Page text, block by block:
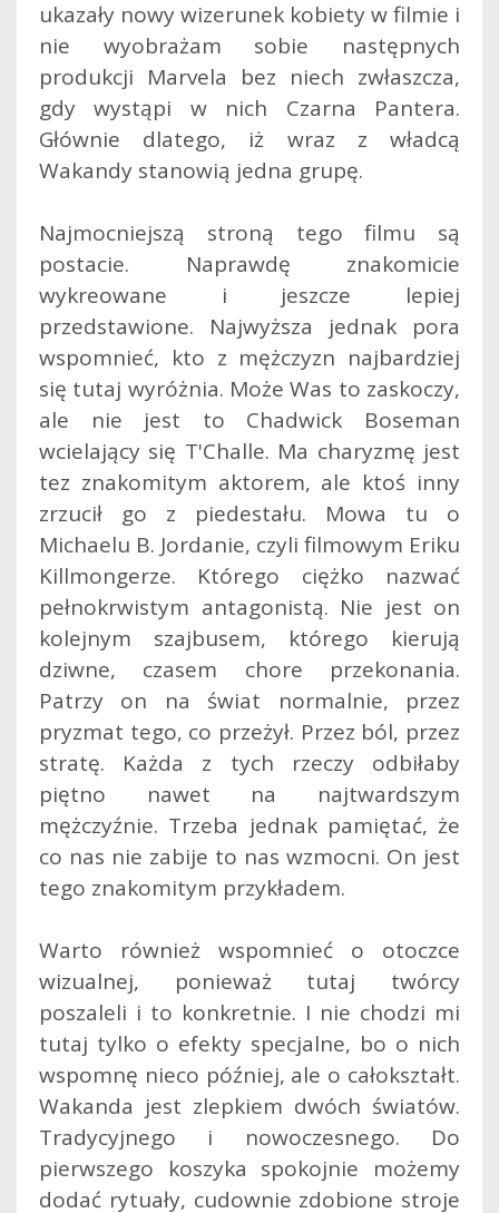
ukazały nowy wizerunek kobiety w filmie i
nie wyobrażam sobie następnych
produkcji Marvela bez niech zwłaszcza,
gdy wystąpi w nich Czarna Pantera.
Głównie dlatego, iż wraz z władcą
Wakandy stanowią jedna grupę.
Najmocniejszą stroną tego filmu są
postacie. Naprawdę znakomicie
wykreowane i jeszcze lepiej
przedstawione. Najwyższa jednak pora
wspomnieć, kto z mężczyzn najbardziej
się tutaj wyróżnia. Może Was to zaskoczy,
ale nie jest to Chadwick Boseman
wcielający się T'Challe. Ma charyzmę jest
tez znakomitym aktorem, ale ktoś inny
zrzucił go z piedestału. Mowa tu o
Michaelu B. Jordanie, czyli filmowym Eriku
Killmongerze. Którego ciężko nazwać
pełnokrwistym antagonistą. Nie jest on
kolejnym szajbusem, którego kierują
dziwne, czasem chore przekonania.
Patrzy on na świat normalnie, przez
pryzmat tego, co przeżył. Przez ból, przez
stratę. Każda z tych rzeczy odbiłaby
piętno nawet na najtwardszym
mężczyźnie. Trzeba jednak pamiętać, że
co nas nie zabije to nas wzmocni. On jest
tego znakomitym przykładem.
Warto również wspomnieć o otoczce
wizualnej, ponieważ tutaj twórcy
poszaleli i to konkretnie. I nie chodzi mi
tutaj tylko o efekty specjalne, bo o nich
wspomnę nieco później, ale o całokształt.
Wakanda jest zlepkiem dwóch światów.
Tradycyjnego i nowoczesnego. Do
pierwszego koszyka spokojnie możemy
dodać rytuały, cudownie zdobione stroje